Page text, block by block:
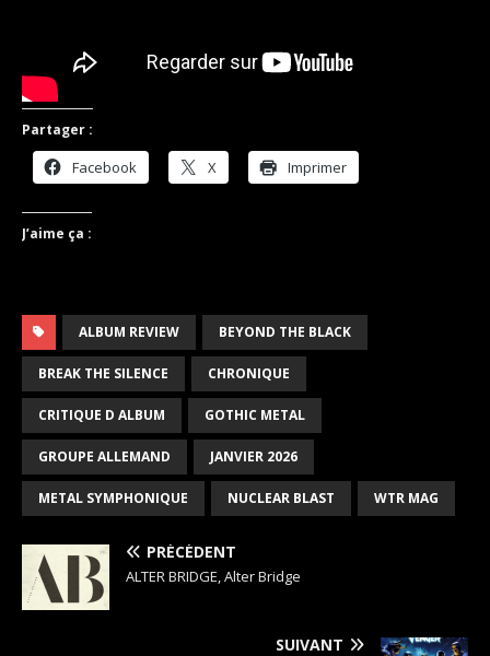
Partager :
Facebook X Imprimer
J’aime ça :
ALBUM REVIEW BEYOND THE BLACK
BREAK THE SILENCE CHRONIQUE
CRITIQUE D ALBUM GOTHIC METAL
GROUPE ALLEMAND JANVIER 2026
METAL SYMPHONIQUE NUCLEAR BLAST WTR MAG
PRÉCÉDENT
ALTER BRIDGE, Alter Bridge
SUIVANT